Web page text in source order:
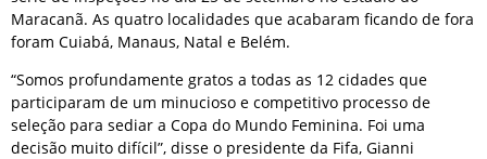
Maracanã. As quatro localidades que acabaram ficando de fora
foram Cuiabá, Manaus, Natal e Belém.
“Somos profundamente gratos a todas as 12 cidades que
participaram de um minucioso e competitivo processo de
seleção para sediar a Copa do Mundo Feminina. Foi uma
decisão muito difícil”, disse o presidente da Fifa, Gianni